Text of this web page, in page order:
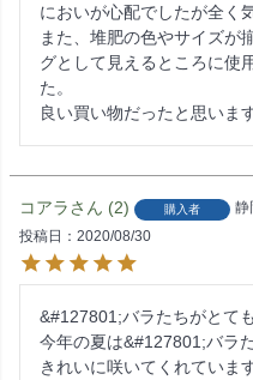
においが心配でしたが全く
また、堆肥の色やサイズが
グとして見えるところに使
た。
良い買い物だったと思います
コアラ 2 購入者
静
投稿日
2020/08/30
&#127801;バラたちがとて
今年の夏は&#127801;バラ
きれいに咲いてくれています